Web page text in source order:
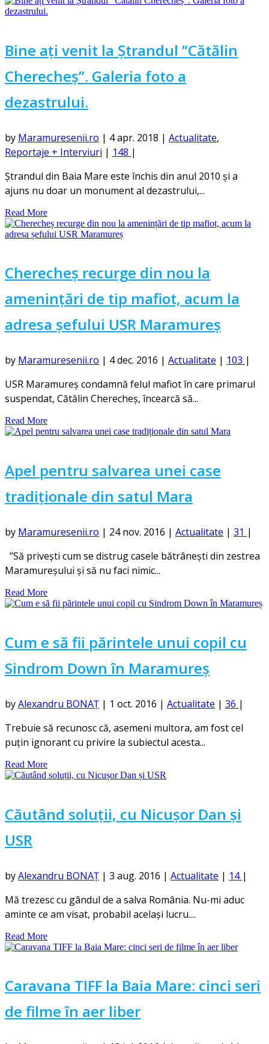
Bine ați venit la Ștrandul ”Cătălin
Cherecheș”. Galeria foto a
dezastrului.
by Maramuresenii.ro | 4 apr. 2018 | Actualitate,
Reportaje + Interviuri | 148 |
Ștrandul din Baia Mare este închis din anul 2010 și a
ajuns nu doar un monument al dezastrului,...
Read More
Cherecheș recurge din nou la
amenințări de tip mafiot, acum la
adresa șefului USR Maramureș
by Maramuresenii.ro | 4 dec. 2016 | Actualitate | 103 |
USR Maramureş condamnă felul mafiot în care primarul
suspendat, Cătălin Cherecheş, încearcă să...
Read More
Apel pentru salvarea unei case
tradiționale din satul Mara
by Maramuresenii.ro | 24 nov. 2016 | Actualitate | 31 |
”Să privești cum se distrug casele bătrânești din zestrea
Maramureșului și să nu faci nimic...
Read More
Cum e să fii părintele unui copil cu
Sindrom Down în Maramureș
byAlexandru BONAȚ | 1 oct. 2016 | Actualitate | 36 |
Trebuie să recunosc că, asemeni multora, am fost cel
puțin ignorant cu privire la subiectul acesta...
Read More
Căutând soluții, cu Nicușor Dan și
USR
byAlexandru BONAȚ | 3 aug. 2016 | Actualitate | 14 |
Mă trezesc cu gândul de a salva România. Nu-mi aduc
aminte ce am visat, probabil același lucru....
Read More
Caravana TIFF la Baia Mare: cinci seri
de filme în aer liber